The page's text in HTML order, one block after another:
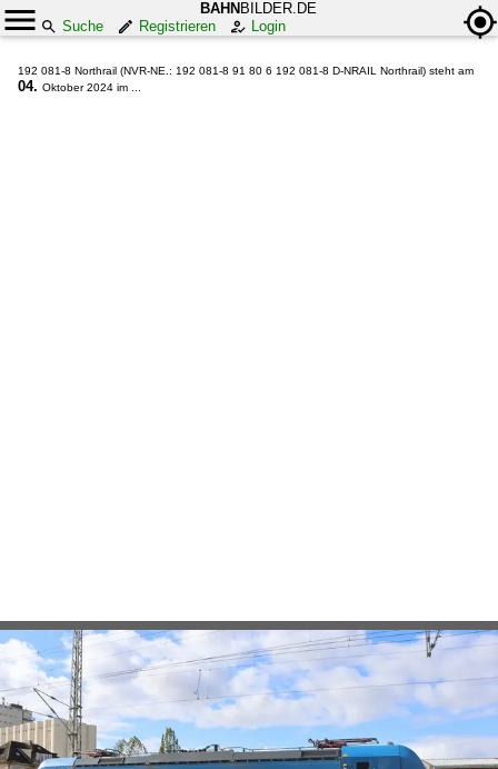
BAHN BILDER.DE
Suche
Registrieren Login
192 081-8 Northrail (NVR-NE.: 192 081-8 91 80 6 192 081-8 D-NRAIL Northrail) steht am
04. Oktober 2024 im ...